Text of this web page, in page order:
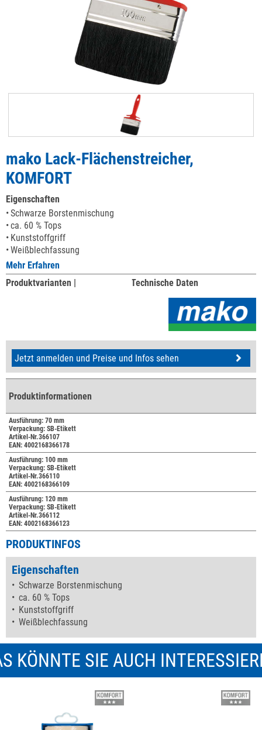
mako Lack-Flächenstreicher,
KOMFORT
Eigenschaften
Schwarze Borstenmischung
ca. 60 % Tops
Kunststoffgriff
Weißblechfassung
Mehr Erfahren
Produktvarianten |
Technische Daten
Jetzt anmelden und Preise und Infos sehen
Produktinformationen
Ausführung: 70 mm
Verpackung: SB-Etikett
Artikel-Nr.366107
EAN: 4002168366178
Ausführung: 100 mm
Verpackung: SB-Etikett
Artikel-Nr.366110
EAN: 4002168366109
Ausführung: 120 mm
Verpackung: SB-Etikett
Artikel-Nr.366112
EAN: 4002168366123
PRODUKTINFOS
Eigenschaften
Schwarze Borstenmischung
ca. 60 % Tops
Kunststoffgriff
Weißblechfassung
KÖNNTE SIE AUCH